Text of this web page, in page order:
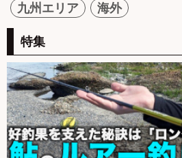
九州エリア
海外
特集